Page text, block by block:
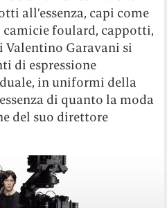
all’essenza, capi come
foulard, cappotti,
Valentino Garavani si
di espressione
in uniformi della
di quanto la moda
del suo direttore